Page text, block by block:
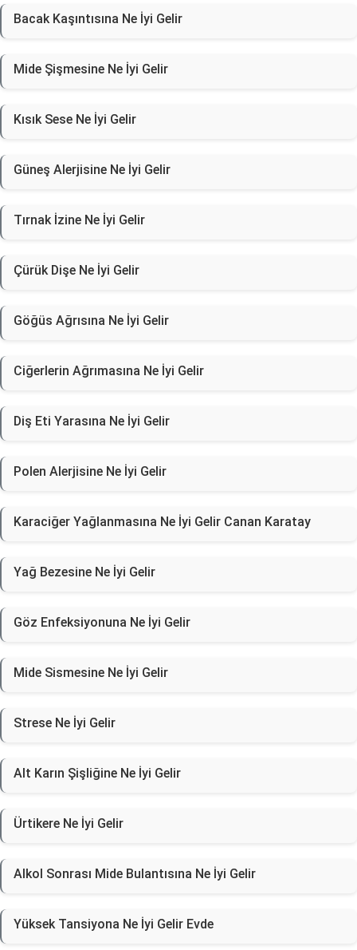
Bacak Kaşıntısına Ne İyi Gelir
Mide Şişmesine Ne İyi Gelir
Kısık Sese Ne İyi Gelir
Güneş Alerjisine Ne İyi Gelir
Tırnak İzine Ne İyi Gelir
Çürük Dişe Ne İyi Gelir
Göğüs Ağrısına Ne İyi Gelir
Ciğerlerin Ağrımasına Ne İyi Gelir
Diş Eti Yarasına Ne İyi Gelir
Polen Alerjisine Ne İyi Gelir
Karaciğer Yağlanmasına Ne İyi Gelir Canan Karatay
Yağ Bezesine Ne İyi Gelir
Göz Enfeksiyonuna Ne İyi Gelir
Mide Sismesine Ne İyi Gelir
Strese Ne İyi Gelir
Alt Karın Şişliğine Ne İyi Gelir
Ürtikere Ne İyi Gelir
Alkol Sonrası Mide Bulantısına Ne İyi Gelir
Yüksek Tansiyona Ne İyi Gelir Evde